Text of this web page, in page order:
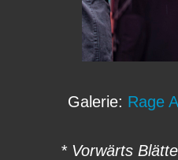
Galerie: Rage
* Vorwärts